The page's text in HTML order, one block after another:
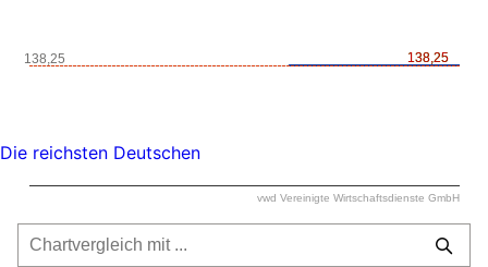
138,25
138,25
138,25
vwd Vereinigte Wirtschaftsdienste GmbH
Die reichsten Deutschen